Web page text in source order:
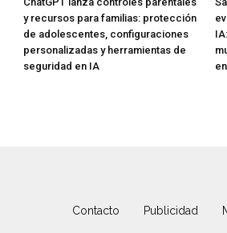
y recursos para familias: protección
de adolescentes, configuraciones
personalizadas y herramientas de
seguridad en IA
Contacto Publicidad